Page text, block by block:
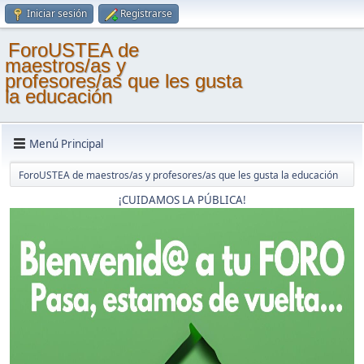
Iniciar sesión Registrarse
ForoUSTEA de
maestros/as y
profesores/as que les gusta
la educación
Menú Principal
ForoUSTEA de maestros/as y profesores/as que les gusta la educación
¡CUIDAMOS LA PÚBLICA!